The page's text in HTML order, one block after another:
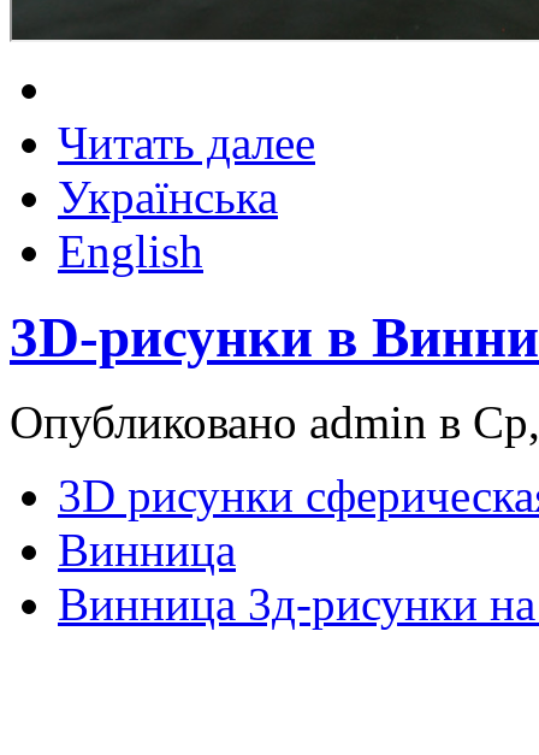
Читать далее
Українська
English
3D-рисунки в
Опубликовано admin в
3D рисунки
Винница
Винница 3д-рисунки на